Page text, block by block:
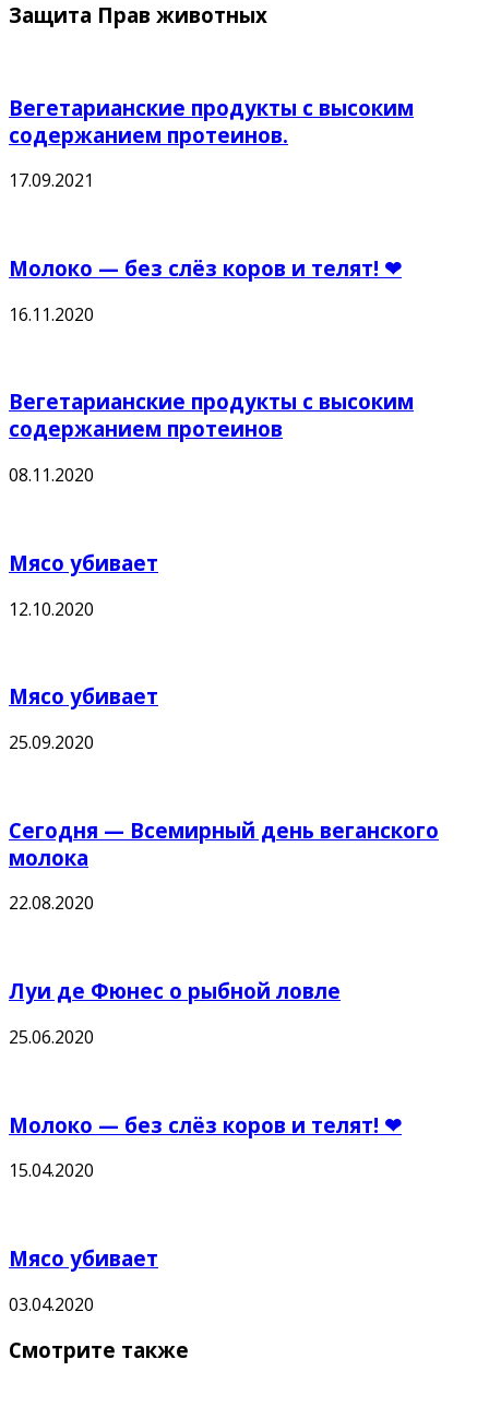
Защита Прав животных
Вегетарианские продукты с высоким
содержанием протеинов.
17.09.2021
Молоко — без слёз коров и телят! ❤
16.11.2020
Вегетарианские продукты с высоким
содержанием протеинов
08.11.2020
Мясо убивает
12.10.2020
Мясо убивает
25.09.2020
Сегодня — Всемирный день веганского
молока
22.08.2020
Луи де Фюнес о рыбной ловле
25.06.2020
Молоко — без слёз коров и телят! ❤
15.04.2020
Мясо убивает
03.04.2020
Смотрите также